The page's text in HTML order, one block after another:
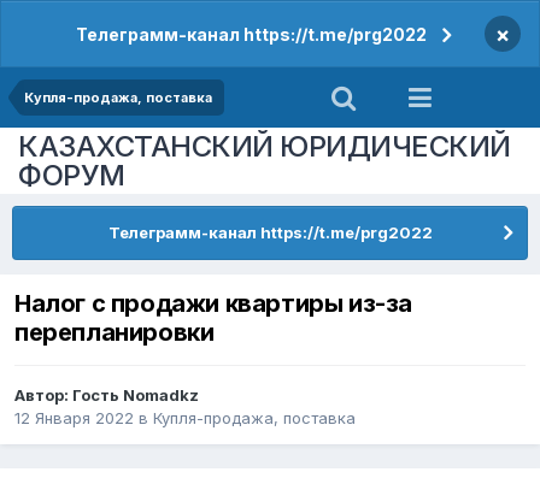
Телеграмм-канал https://t.me/prg2022 ×
Купля-продажа, поставка
КАЗАХСТАНСКИЙ ЮРИДИЧЕСКИЙ
ФОРУМ
Телеграмм-канал https://t.me/prg2022
Налог с продажи квартиры из-за
перепланировки
Автор: Гость Nomadkz
12 Января 2022 в Купля-продажа, поставка